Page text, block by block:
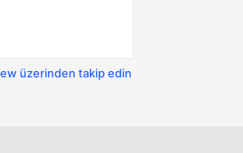
üzerinden takip edin